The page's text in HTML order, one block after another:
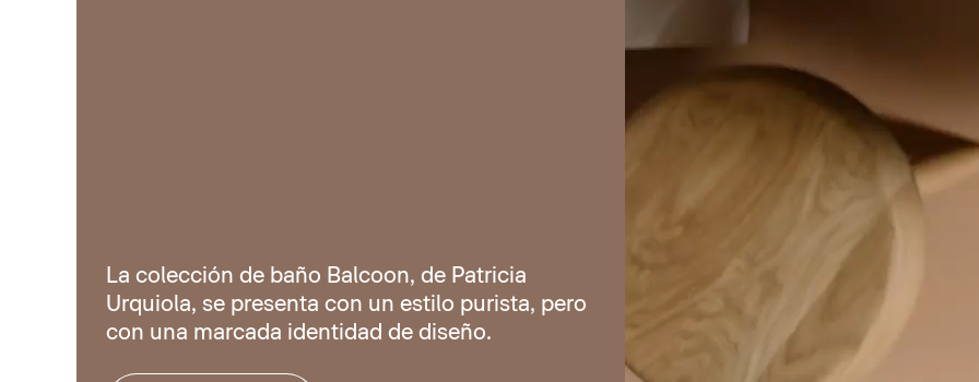
La colección de baño Balcoon, de Patricia
Urquiola, se presenta con un estilo purista, pero
con una marcada identidad de diseño.